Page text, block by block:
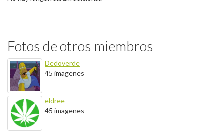
Fotos de otros miembros
Dedoverde
45 imagenes
eldree
45 imagenes